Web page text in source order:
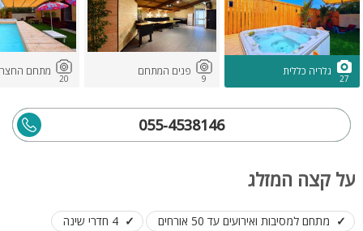
27
גלריה כללית
9
פנים המתחם
20
מתחם החצר
055-4538146
על קצה המזלג
מתחם למסיבות ואירועים עד 50 אורחים
4 חדרי שינה